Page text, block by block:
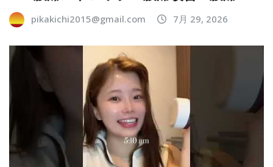
pikakichi2015@gmail.com 7月 29, 2026